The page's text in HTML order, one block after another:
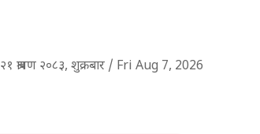
२१ श्रावण २०८३, शुक्रबार / Fri Aug 7, 2026